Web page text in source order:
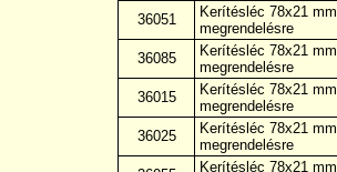
36051
Kerítésléc 78x21
megrendelésre
36085
Kerítésléc 78x21
megrendelésre
36015
Kerítésléc 78x21
megrendelésre
36025
Kerítésléc 78x21
megrendelésre
Kerítésléc 78x21